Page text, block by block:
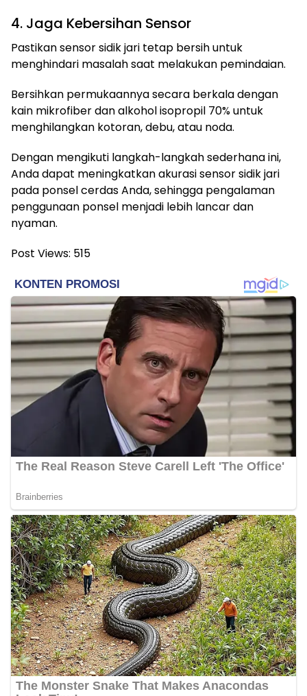
4. Jaga Kebersihan Sensor
Pastikan sensor sidik jari tetap bersih untuk
menghindari masalah saat melakukan pemindaian.
Bersihkan permukaannya secara berkala dengan
kain mikrofiber dan alkohol isopropil 70% untuk
menghilangkan kotoran, debu, atau noda.
Dengan mengikuti langkah-langkah sederhana ini,
Anda dapat meningkatkan akurasi sensor sidik jari
pada ponsel cerdas Anda, sehingga pengalaman
penggunaan ponsel menjadi lebih lancar dan
nyaman.
Post Views: 515